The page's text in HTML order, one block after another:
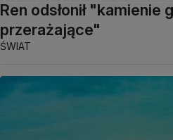
Ren odsłonił "kamienie
przerażające"
ŚWIAT